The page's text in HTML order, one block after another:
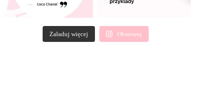
Załaduj więcej Obserwuj